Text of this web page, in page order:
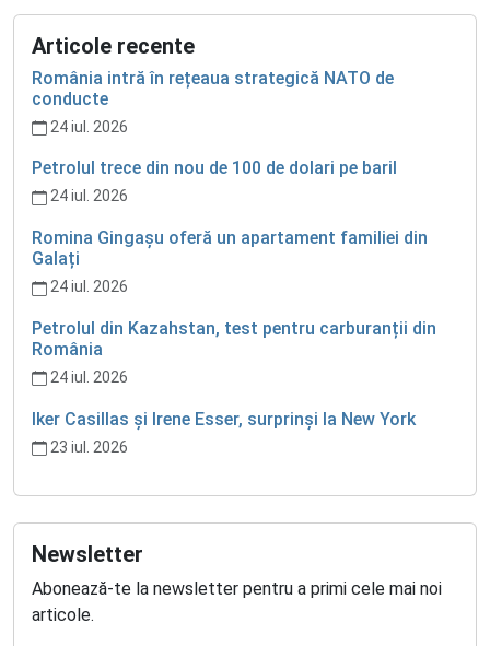
Articole recente
România intră în rețeaua strategică NATO de
conducte
24 iul. 2026
Petrolul trece din nou de 100 de dolari pe baril
24 iul. 2026
Romina Gingașu oferă un apartament familiei din
Galați
24 iul. 2026
Petrolul din Kazahstan, test pentru carburanții din
România
24 iul. 2026
Iker Casillas și Irene Esser, surprinși la New York
23 iul. 2026
Newsletter
Abonează-te la newsletter pentru a primi cele mai noi
articole.